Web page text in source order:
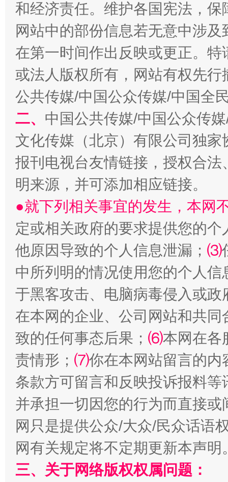
“刷贴”乱象丛生
生
解纷+调解+退费，一次搞定
站台名比不上好声名
和经济责任。维护各国宪法，
网站中的部份信息若无意中涉
在第一时间作出反映或更正。
或法人版权所有，网站有权先
公共传媒/中国公众传媒/中国全
二、 中国公共传媒/中国公众传
文化传媒（北京）有限公司独
报刊电视台友情链接，授权合
明来源，并可添加相应链接。
●就下列相关事宜的发生，本网
定或相关政府的要求提供您的个
他原因导致的个人信息泄漏； ⑶
中所列明的情况使用您的个人
于黑客攻击、电脑病毒侵入或
在本网的企业、公司网站和共
致的任何事态后果； ⑹本网在各
责情形； ⑺你在本网站留言的内
条款方可留言和反映投诉报料
并承担一切因您的行为而直接
网只是提供公众/大众/民众话语
网有关规定将不定期更新本声明
三、关于网络版权权属问题：